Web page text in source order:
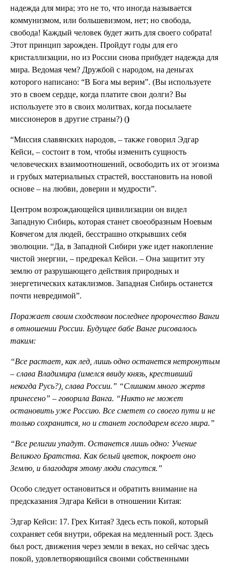
надежда для мира; это не то, что иногда называется
коммунизмом, или большевизмом, нет; но свобода,
свобода! Каждый человек будет жить для своего собрата!
Этот принцип зарожден. Пройдут годы для его
кристаллизации, но из России снова прибудет надежда для
мира. Ведомая чем? Дружбой с народом, на деньгах
которого написано: “В Бога мы верим”. (Вы используете
это в своем сердце, когда платите свои долги? Вы
используете это в своих молитвах, когда посылаете
миссионеров в другие страны?) ()
“Миссия славянских народов, – также говорил Эдгар
Кейси, – состоит в том, чтобы изменить сущность
человеческих взаимоотношений, освободить их от эгоизма
и грубых материальных страстей, восстановить на новой
основе – на любви, доверии и мудрости”.
Центром возрождающейся цивилизации он видел
Западную Сибирь, которая станет своеобразным Ноевым
Ковчегом для людей, бесстрашно открывших себя
эволюции. “Да, в Западной Сибири уже идет накопление
чистой энергии, – предрекал Кейси. – Она защитит эту
землю от разрушающего действия природных и
энергетических катаклизмов. Западная Сибирь останется
почти невредимой”.
Поражает своим сходством последнее пророчество Ванги
в отношении России. Будущее бабе Ванге рисовалось
таким:
“Все растает, как лед, лишь одно останется нетронутым
– слава Владимира (имелся ввиду князь, крестивший
некогда Русь?), слава России.” “Слишком много жертв
принесено” – говорила Ванга. “Никто не может
остановить уже Россию. Все сметет со своего пути и не
только сохранится, но и станет господарем всего мира.”
“Все религии упадут. Останется лишь одно: Учение
Великого Братства. Как белый цветок, покроет оно
Землю, и благодаря этому люди спасутся.”
Особо следует остановиться и обратить внимание на
предсказания Эдгара Кейси в отношении Китая:
Эдгар Кейси: 17. Грех Китая? Здесь есть покой, который
сохраняет себя внутри, обрекая на медленный рост. Здесь
был рост, движения через земли в веках, но сейчас здесь
покой, удовлетворяющийся своими собственными